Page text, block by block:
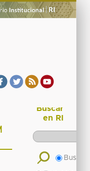
Buscar
en RI
Buscar